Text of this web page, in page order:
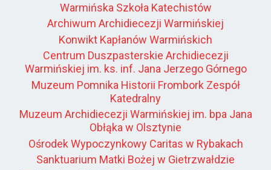
Warmińska Szkoła Katechistów
Archiwum Archidiecezji Warmińskiej
Konwikt Kapłanów Warmińskich
Centrum Duszpasterskie Archidiecezji
Warmińskiej im. ks. inf. Jana Jerzego Górnego
Muzeum Pomnika Historii Frombork Zespół
Katedralny
Muzeum Archidiecezji Warmińskiej im. bpa Jana
Obłąka w Olsztynie
Ośrodek Wypoczynkowy Caritas w Rybakach
Sanktuarium Matki Bożej w Gietrzwałdzie